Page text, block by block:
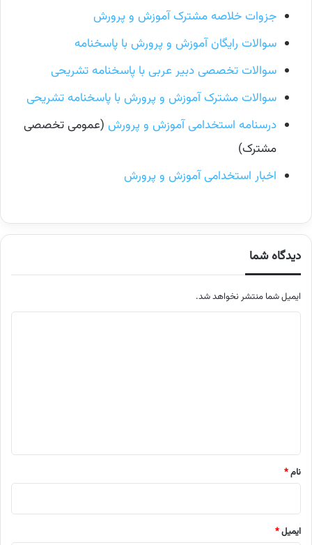
جزوات خلاصه مشترک آموزش و پرورش
سوالات رایگان آموزش و پرورش با پاسخنامه
سوالات تخصصی دبیر عربی با پاسخنامه تشریحی
سوالات مشترک آموزش و پرورش با پاسخنامه تشریحی
درسنامه استخدامی آموزش و پرورش (عمومی تخصصی
مشترک)
اخبار استخدامی آموزش و پرورش
دیدگاه شما
ایمیل شما منتشر نخواهد شد.
ا
ه
نام*
ایمیل*